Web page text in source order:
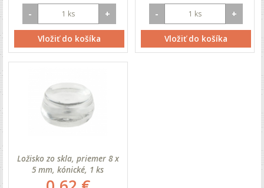
- +
Vložiť do košíka
- +
Vložiť do košíka
Ložisko zo skla, priemer 8 x
5 mm, kónické, 1 ks